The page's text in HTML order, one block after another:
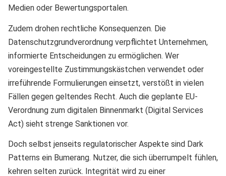
Medien oder Bewertungsportalen.
Zudem drohen rechtliche Konsequenzen. Die
Datenschutzgrundverordnung verpflichtet Unternehmen,
informierte Entscheidungen zu ermöglichen. Wer
voreingestellte Zustimmungskästchen verwendet oder
irreführende Formulierungen einsetzt, verstößt in vielen
Fällen gegen geltendes Recht. Auch die geplante EU-
Verordnung zum digitalen Binnenmarkt (Digital Services
Act) sieht strenge Sanktionen vor.
Doch selbst jenseits regulatorischer Aspekte sind Dark
Patterns ein Bumerang. Nutzer, die sich überrumpelt fühlen,
kehren selten zurück. Integrität wird zu einer